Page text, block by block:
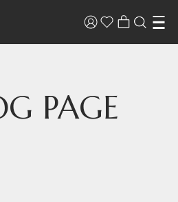
PAGE